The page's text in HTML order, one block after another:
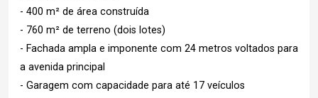
- 400 m² de área construída
- 760 m² de terreno (dois lotes)
- Fachada ampla e imponente com 24 metros voltados para
a avenida principal
- Garagem com capacidade para até 17 veículos